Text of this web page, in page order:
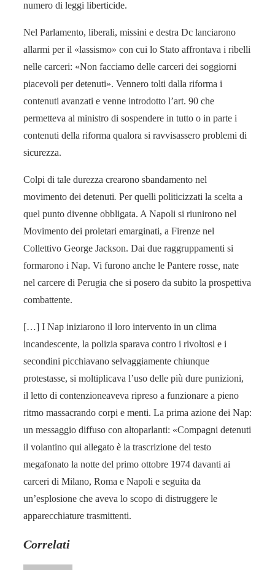
numero di leggi liberticide.
Nel Parlamento, liberali, missini e destra Dc lanciarono
allarmi per il «lassismo» con cui lo Stato affrontava i ribelli
nelle carceri: «Non facciamo delle carceri dei soggiorni
piacevoli per detenuti». Vennero tolti dalla riforma i
contenuti avanzati e venne introdotto l’art. 90 che
permetteva al ministro di sospendere in tutto o in parte i
contenuti della riforma qualora si ravvisassero problemi di
sicurezza.
Colpi di tale durezza crearono sbandamento nel
movimento dei detenuti. Per quelli politicizzati la scelta a
quel punto divenne obbligata. A Napoli si riunirono nel
Movimento dei proletari emarginati, a Firenze nel
Collettivo George Jackson. Dai due raggruppamenti si
formarono i Nap. Vi furono anche le Pantere rosse nate
nel carcere di Perugia che si posero da subito la prospettiva
combattente.
[…] I Nap iniziarono il loro intervento in un clima
incandescente, la polizia sparava contro i rivoltosi e i
secondini picchiavano selvaggiamente chiunque
protestasse, si moltiplicava l’uso delle più dure punizioni,
il letto di contenzioneaveva ripreso a funzionare a pieno
ritmo massacrando corpi e menti. La prima azione dei Nap:
un messaggio diffuso con altoparlanti: «Compagni detenuti
il volantino qui allegato è la trascrizione del testo
megafonato la notte del primo ottobre 1974 davanti ai
carceri di Milano, Roma e Napoli e seguita da
un’esplosione che aveva lo scopo di distruggere le
apparecchiature trasmittenti.
Correlati